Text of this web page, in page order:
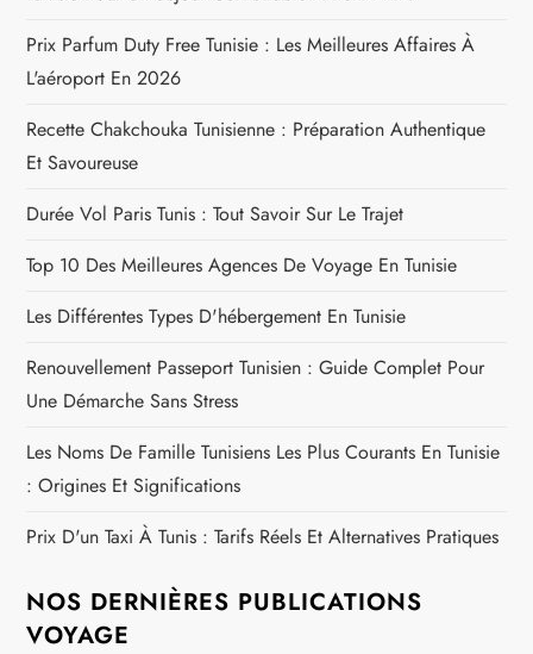
r
t
i
c
l
e
Prix Parfum Duty Free Tunisie : Les Meilleures Affaires À
L'aéroport En 2026
Recette Chakchouka Tunisienne : Préparation Authentique
Et Savoureuse
Durée Vol Paris Tunis : Tout Savoir Sur Le Trajet
Top 10 Des Meilleures Agences De Voyage En Tunisie
Les Différentes Types D'hébergement En Tunisie
Renouvellement Passeport Tunisien : Guide Complet Pour
Une Démarche Sans Stress
Les Noms De Famille Tunisiens Les Plus Courants En Tunisie
: Origines Et Significations
Prix D'un Taxi À Tunis : Tarifs Réels Et Alternatives Pratiques
NOS DERNIÈRES PUBLICATIONS
VOYAGE